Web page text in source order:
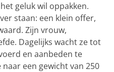
geluk wil oppakken.
staan: een klein offer,
Zijn vrouw,
Dagelijks wacht ze tot
en aanbeden te
een gewicht van 250